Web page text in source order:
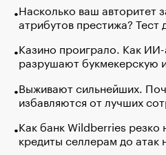
Насколько ваш авторитет
атрибутов престижа? Тест
Казино проиграло. Как
разрушают букмекерскую
Выживают сильнейших.
избавляются от лучших
Как банк Wildberries резко
кредиты селлерам до атак